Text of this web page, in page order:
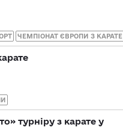
ЧЕМПІОНАТ ЄВРОПИ З КАРАТЕ
турніру з карате у